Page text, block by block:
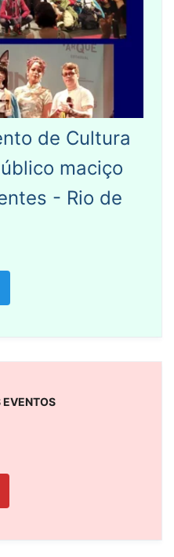
de Cultura
maciço
- Rio de
EVENTOS